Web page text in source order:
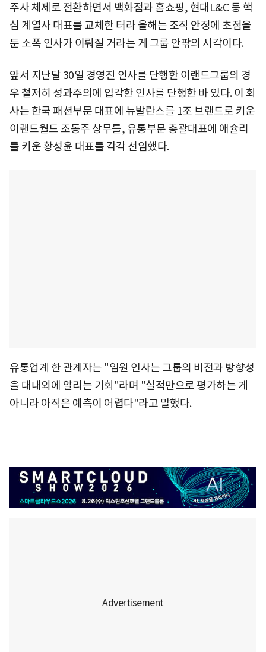
주사 체제로 전환하면서 백화점과 홈쇼핑, 현대L&C 등 핵
심 계열사 대표를 교체한 터라 올해는 조직 안정에 초점을
둔 소폭 인사가 이뤄질 거라는 게 그룹 안팎의 시각이다.
앞서 지난달 30일 경영진 인사를 단행한 이랜드그룹의 경
우 철저히 성과주의에 입각한 인사를 단행한 바 있다. 이 회
사는 한국 패션부문 대표에 뉴발란스를 1조 브랜드로 키운
이랜드월드 조동주 상무를, 유통부문 총괄대표에 애슐리
를 키운 황성윤 대표를 각각 선임했다.
유통업계 한 관계자는 "임원 인사는 그룹의 비전과 방향성
을 대내외에 알리는 기회"라며 "실적만으로 평가하는 게
아니라 아직은 예측이 어렵다"라고 말했다.